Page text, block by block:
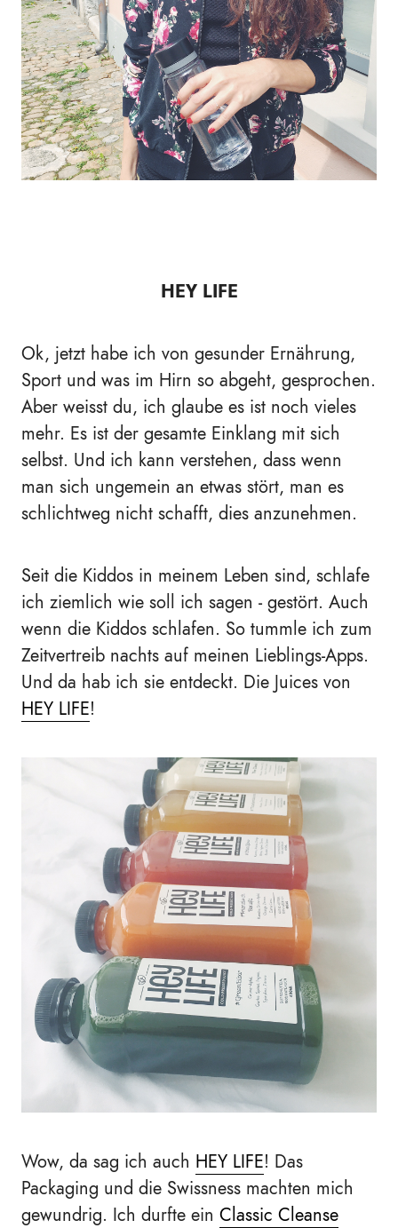
HEY LIFE
Ok, jetzt habe ich von gesunder Ernährung,
Sport und was im Hirn so abgeht, gesprochen.
Aber weisst du, ich glaube es ist noch vieles
mehr. Es ist der gesamte Einklang mit sich
selbst. Und ich kann verstehen, dass wenn
man sich ungemein an etwas stört, man es
schlichtweg nicht schafft, dies anzunehmen.
Seit die Kiddos in meinem Leben sind, schlafe
ich ziemlich wie soll ich sagen - gestört. Auch
wenn die Kiddos schlafen. So tummle ich zum
Zeitvertreib nachts auf meinen Lieblings-Apps.
Und da hab ich sie entdeckt. Die Juices von
HEY LIFE!
Wow, da sag ich auch HEY LIFE! Das
Packaging und die Swissness machten mich
gewundrig. Ich durfte ein Classic Cleanse